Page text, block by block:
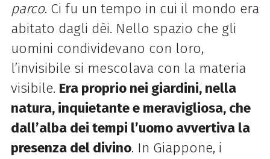
parco. Ci fu un tempo in cui il mondo era
abitato dagli dèi. Nello spazio che gli
uomini condividevano con loro,
l’invisibile si mescolava con la materia
visibile. Era proprio nei giardini, nella
natura, inquietante e meravigliosa, che
dall’alba dei tempi l’uomo avvertiva la
presenza del divino. In Giappone, i